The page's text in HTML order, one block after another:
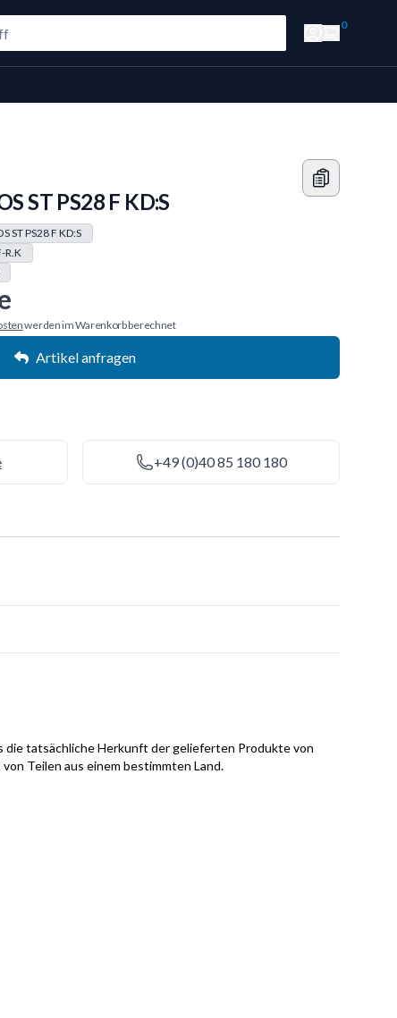
0
ST PS28 F KD:S
ST PS28 F KD:S
R.K
werden im Warenkorb berechnet
Artikel anfragen
+49 (0)40 85 180 180
die tatsächliche Herkunft der gelieferten Produkte von
Teilen aus einem bestimmten Land.